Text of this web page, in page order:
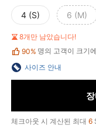
4 (S) 6 (M)
8개만 남았습니다!
90% 명의 고객이 크기
사이즈 안내
체크아웃 시 계산된 최대 6